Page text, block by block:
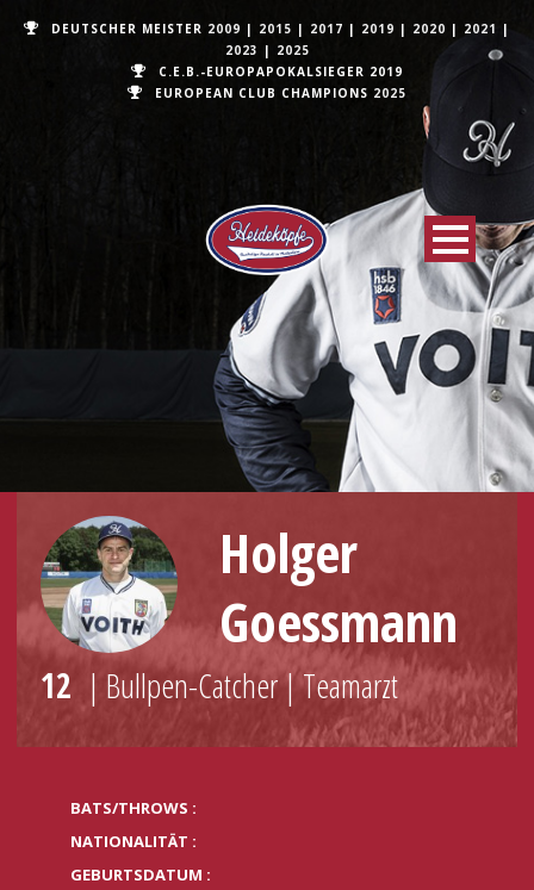
DEUTSCHER MEISTER 2009 | 2015 | 2017 | 2019 | 2020 | 2021 |
2023 | 2025
C.E.B.-EUROPAPOKALSIEGER 2019
EUROPEAN CLUB CHAMPIONS 2025
Holger
Goessmann
12 | Bullpen-Catcher | Teamarzt
BATS/THROWS :
NATIONALITÄT :
GEBURTSDATUM :